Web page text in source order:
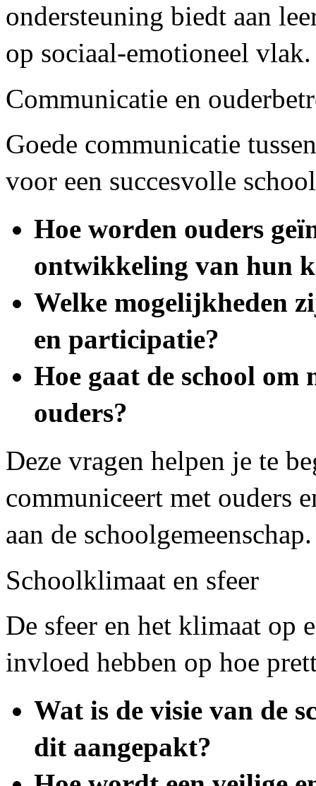
ondersteuning biedt aan
op sociaal-emotioneel vlak.
Communicatie en
Goede communicatie
voor een succesvolle
Hoe worden ouders
ontwikkeling van hun
Welke mogelijkheden
en participatie?
Hoe gaat de school om
ouders?
Deze vragen helpen je te
communiceert met ouders
aan de schoolgemeenschap.
Schoolklimaat en sfeer
De sfeer en het klimaat op
invloed hebben op hoe
Wat is de visie van de
dit aangepakt?